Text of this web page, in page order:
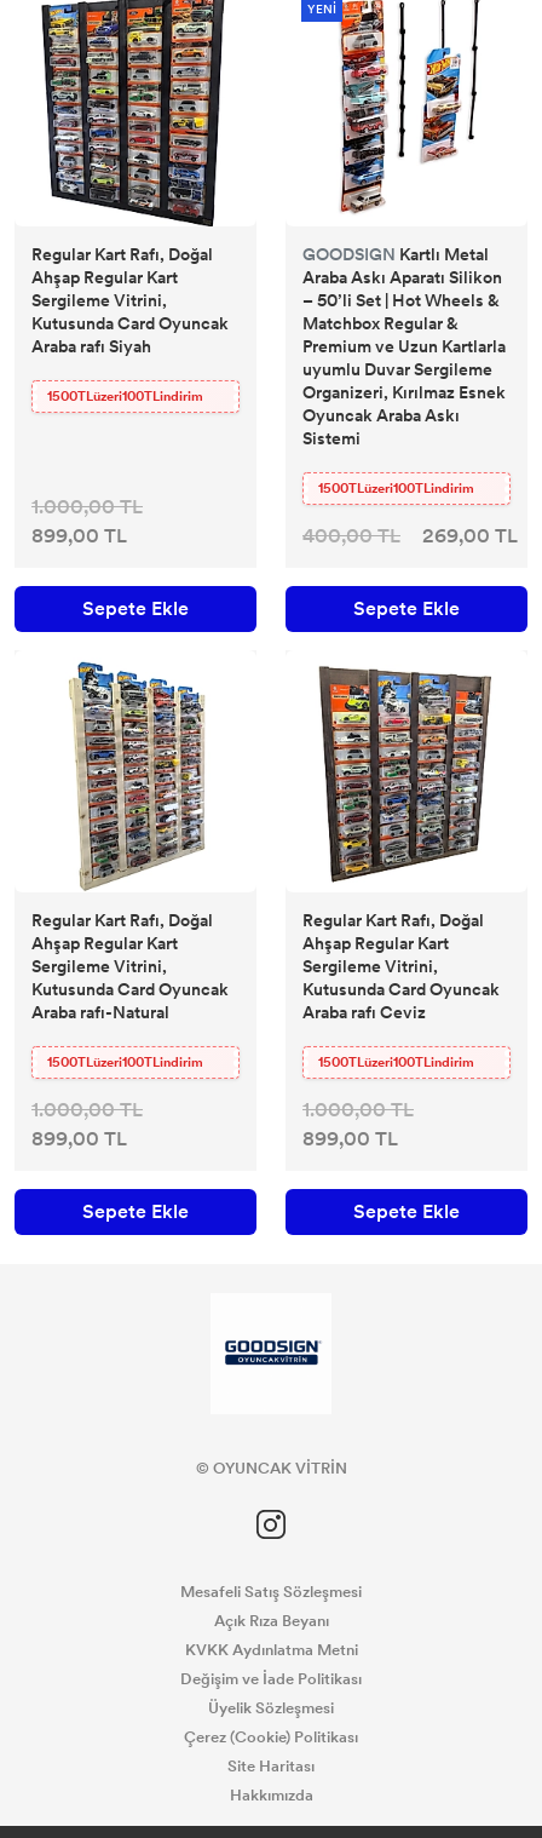
Regular Kart Rafı, Doğal
Ahşap Regular Kart
Sergileme Vitrini,
Kutusunda Card Oyuncak
Araba rafı Siyah
1500TLüzeri100TLindirim
1.000,00 TL
899,00 TL
Sepete Ekle
YENİ
GOODSIGN Kartlı Metal
Araba Askı Aparatı Silikon
– 50’li Set | Hot Wheels &
Matchbox Regular &
Premium ve Uzun Kartlarla
uyumlu Duvar Sergileme
Organizeri, Kırılmaz Esnek
Oyuncak Araba Askı
Sistemi
1500TLüzeri100TLindirim
400,00 TL 269,00 TL
Sepete Ekle
Regular Kart Rafı, Doğal
Ahşap Regular Kart
Sergileme Vitrini,
Kutusunda Card Oyuncak
Araba rafı-Natural
1500TLüzeri100TLindirim
1.000,00 TL
899,00 TL
Sepete Ekle
Regular Kart Rafı, Doğal
Ahşap Regular Kart
Sergileme Vitrini,
Kutusunda Card Oyuncak
Araba rafı Ceviz
1500TLüzeri100TLindirim
1.000,00 TL
899,00 TL
Sepete Ekle
© OYUNCAK VİTRİN
Mesafeli Satış Sözleşmesi
Açık Rıza Beyanı
KVKK Aydınlatma Metni
Değişim ve İade Politikası
Üyelik Sözleşmesi
Çerez (Cookie) Politikası
Site Haritası
Hakkımızda